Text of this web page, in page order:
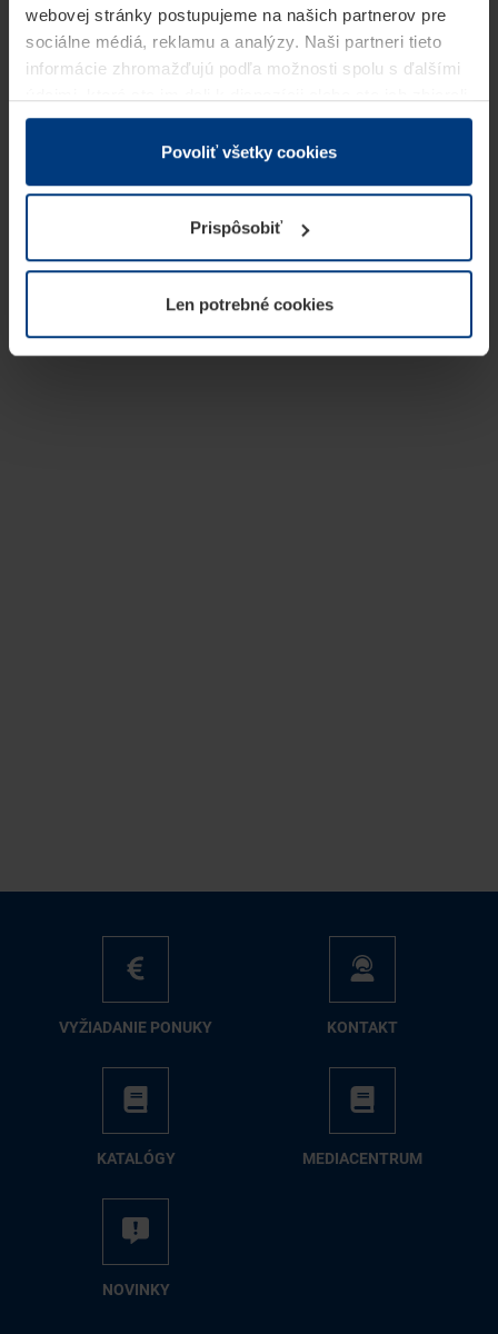
webovej stránky postupujeme na našich partnerov pre
sociálne médiá, reklamu a analýzy. Naši partneri tieto
informácie zhromažďujú podľa možnosti spolu s ďalšími
v rámci Vášho využívania služieb.
Z právneho hľadiska môžeme cookies ukladať na Vašom
prevádzku tejto stránky. Pre všetky ostatné typy cookie
potrebujeme Vaše povolenie. Vaše povolenie môžete
kedykoľvek zmeniť alebo odvolať vo vysvetlení cookie
našej webovej stránky.
Povoliť všetky cookies
Prispôsobiť
Len potrebné cookies
VY­ŽIA­DA­NIE PO­NU­KY KON­TAKT
KA­TA­LÓ­GY ME­DIA­CEN­TRUM
NO­VIN­KY